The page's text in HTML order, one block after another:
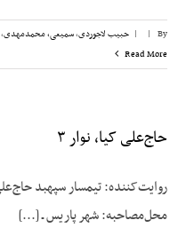
By
|
| حبیب لاجوردی,سمیعی، محمدمهدی,
Read More
حاج‌علی کیا، نوار ۳
محل‌مصاحبه: شهر پاریس ـ [...]